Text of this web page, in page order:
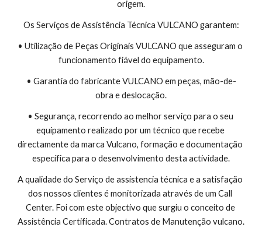
origem.
Os Serviços de Assistência Técnica VULCANO garantem:
• Utilização de Peças Originais VULCANO que asseguram o
funcionamento fiável do equipamento.
• Garantia do fabricante VULCANO em peças, mão-de-
obra e deslocação.
• Segurança, recorrendo ao melhor serviço para o seu
equipamento realizado por um técnico que recebe
directamente da marca Vulcano, formação e documentação
específica para o desenvolvimento desta actividade.
A qualidade do Serviço de assistencia técnica e a satisfação
dos nossos clientes é monitorizada através de um Call
Center. Foi com este objectivo que surgiu o conceito de
Assistência Certificada. Contratos de Manutenção vulcano.